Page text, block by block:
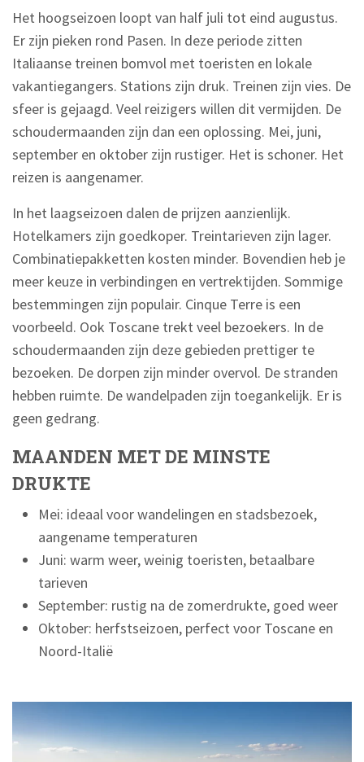
Het hoogseizoen loopt van half juli tot eind augustus.
Er zijn pieken rond Pasen. In deze periode zitten
Italiaanse treinen bomvol met toeristen en lokale
vakantiegangers. Stations zijn druk. Treinen zijn vies. De
sfeer is gejaagd. Veel reizigers willen dit vermijden. De
schoudermaanden zijn dan een oplossing. Mei, juni,
september en oktober zijn rustiger. Het is schoner. Het
reizen is aangenamer.
In het laagseizoen dalen de prijzen aanzienlijk.
Hotelkamers zijn goedkoper. Treintarieven zijn lager.
Combinatiepakketten kosten minder. Bovendien heb je
meer keuze in verbindingen en vertrektijden. Sommige
bestemmingen zijn populair. Cinque Terre is een
voorbeeld. Ook Toscane trekt veel bezoekers. In de
schoudermaanden zijn deze gebieden prettiger te
bezoeken. De dorpen zijn minder overvol. De stranden
hebben ruimte. De wandelpaden zijn toegankelijk. Er is
geen gedrang.
MAANDEN MET DE MINSTE
DRUKTE
Mei: ideaal voor wandelingen en stadsbezoek,
aangename temperaturen
Juni: warm weer, weinig toeristen, betaalbare
tarieven
September: rustig na de zomerdrukte, goed weer
Oktober: herfstseizoen, perfect voor Toscane en
Noord-Italië